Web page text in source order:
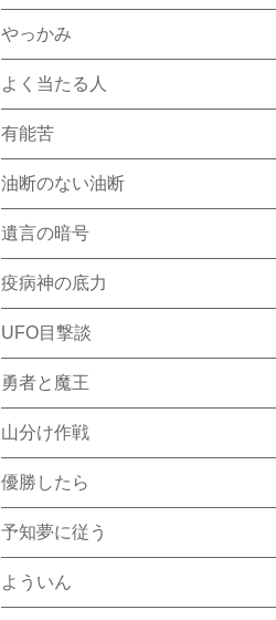
やっかみ
よく当たる人
有能苦
油断のない油断
遺言の暗号
疫病神の底力
UFO目撃談
勇者と魔王
山分け作戦
優勝したら
予知夢に従う
よういん